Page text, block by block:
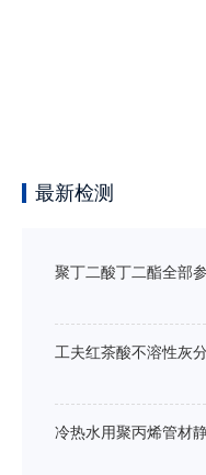
最新检测
聚丁二酸丁二酯全部
工夫红茶酸不溶性灰
冷热水用聚丙烯管材